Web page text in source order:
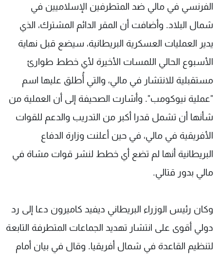
الفرنسي في مالي ضد المتطرفين الإسلاميين في
شمال البلاد. وأضافت أن المقر الدائم المشترك، الذي
يدير العمليات العسكرية البريطانية، سيضع قبل نهاية
الأسبوع الحالي اللمسات الأخيرة لأي خطط طوارئ
مستقبلية للانتشار في مالي، والتي أُطلق عليها اسم
"عملية نيوكومب". وأشارت الصحيفة إلى أن العملية من
شأنها أن تشمل قدرا أكبر من التدريب والدعم للقوات
الأفريقية في مالي، في حين أعلنت وزارة الدفاع
البريطانية أنها لم تضع أي خطط لنشر قوات مشاة في
مالي بدور قتالي.
وكان رئيس الوزراء البريطاني ديفيد كاميرون دعا إلى رد
دولي أقوى على انتشار تهديد الجماعات المتطرفة التابعة
لتنظيم القاعدة في شمال أفريقيا. وقال في بيان أمام